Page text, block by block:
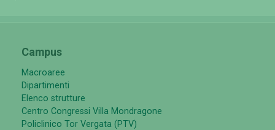
Campus
Macroaree
Dipartimenti
Elenco strutture
Centro Congressi Villa Mondragone
Policlinico Tor Vergata (PTV)